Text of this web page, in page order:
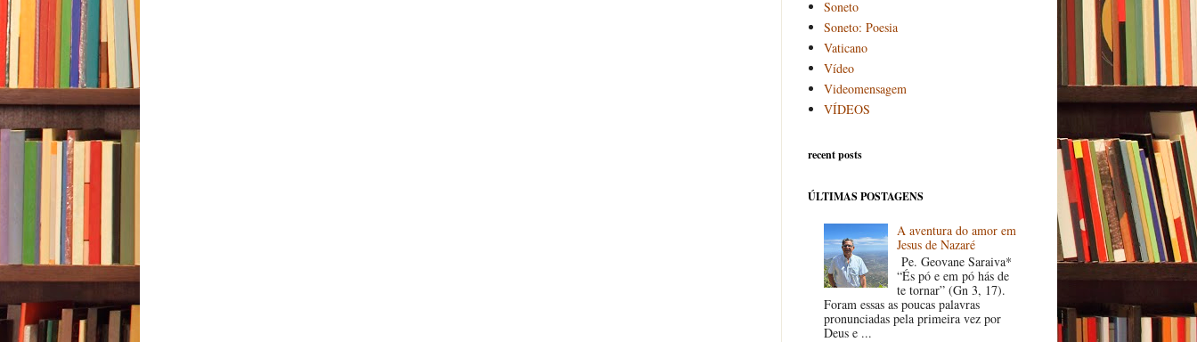
Soneto
Soneto: Poesia
Vaticano
Vídeo
Videomensagem
VÍDEOS
recent posts
ÚLTIMAS POSTAGENS
A aventura do amor em
Jesus de Nazaré
Pe. Geovane Saraiva*
“És pó e em pó hás de
te tornar” (Gn 3, 17).
Foram essas as poucas palavras
pronunciadas pela primeira vez por
Deus e ...